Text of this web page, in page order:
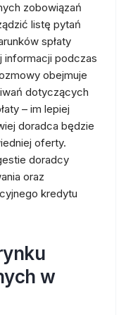
zobowiązań
listę pytań
spłaty
informacji podczas
obejmuje
dotyczących
– im lepiej
doradca będzie
oferty.
doradcy
oraz
kredytu
w